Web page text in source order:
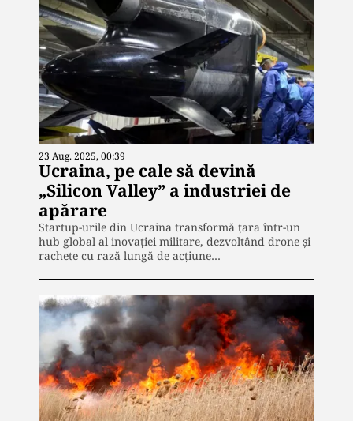
23 Aug. 2025, 00:39
Ucraina, pe cale să devină
„Silicon Valley” a industriei de
apărare
Startup-urile din Ucraina transformă țara într-un
hub global al inovației militare, dezvoltând drone și
rachete cu rază lungă de acțiune…